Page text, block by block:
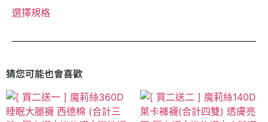
選擇規格
猜您可能也會喜歡